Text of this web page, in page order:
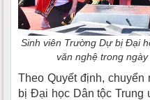
Sinh viên Trường Dự bị Đại
văn nghệ trong
Theo Quyết định,
bị Đại học Dân tộc